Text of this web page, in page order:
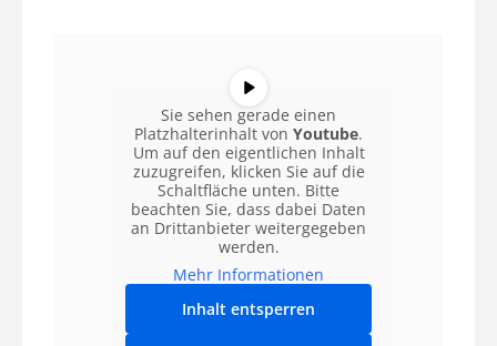
Sie sehen gerade einen
Platzhalterinhalt von Youtube.
Um auf den eigentlichen Inhalt
zuzugreifen, klicken Sie auf die
Schaltfläche unten. Bitte
beachten Sie, dass dabei Daten
an Drittanbieter weitergegeben
werden.
Mehr Informationen
Inhalt entsperren